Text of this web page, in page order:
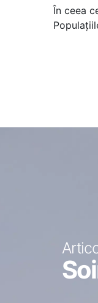
În ceea